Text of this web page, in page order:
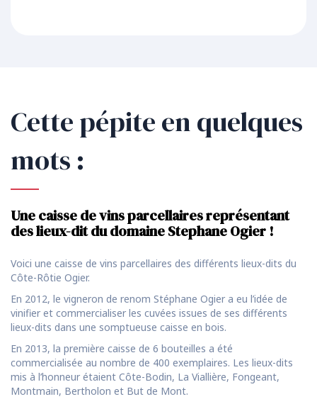
Cette pépite en quelques
mots :
Une caisse de vins parcellaires représentant
des lieux-dit du domaine Stephane Ogier !
Voici une caisse de vins parcellaires des différents lieux-dits du
Côte-Rôtie Ogier.
En 2012, le vigneron de renom Stéphane Ogier a eu l’idée de
vinifier et commercialiser les cuvées issues de ses différents
lieux-dits dans une somptueuse caisse en bois.
En 2013, la première caisse de 6 bouteilles a été
commercialisée au nombre de 400 exemplaires. Les lieux-dits
mis à l’honneur étaient Côte-Bodin, La Viallière, Fongeant,
Montmain, Bertholon et But de Mont.